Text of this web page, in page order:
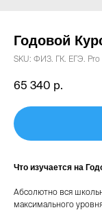
Годовой
SKU: ФИЗ. ГК. ЕГЭ. Pro
65 340 р.
Что изучается на
Абсолютно вся
максимального